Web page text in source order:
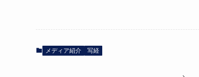
メディア紹介 写経